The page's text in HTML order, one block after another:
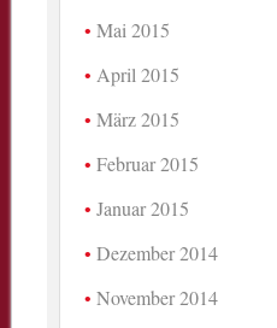
Mai 2015
April 2015
März 2015
Februar 2015
Januar 2015
Dezember 2014
November 2014